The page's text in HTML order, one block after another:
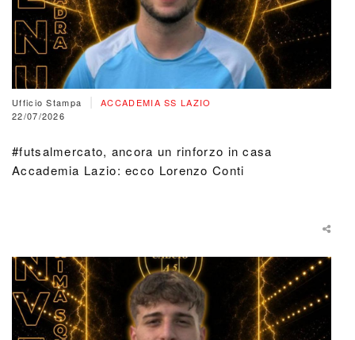
Ufficio Stampa
ACCADEMIA SS LAZIO
22/07/2026
#futsalmercato, ancora un rinforzo in casa
Accademia Lazio: ecco Lorenzo Conti